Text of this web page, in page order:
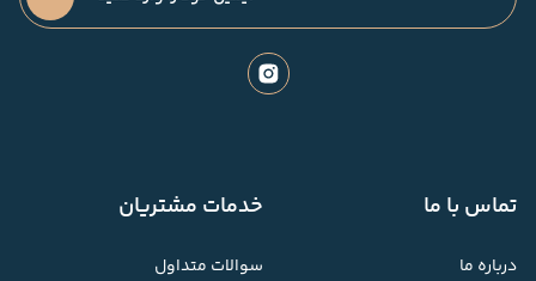
تماس با ما
درباره ما
خدمات مشتریان
سوالات متداول